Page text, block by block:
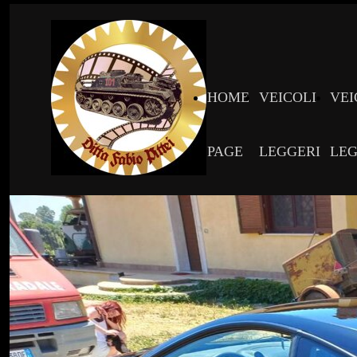
HOME
PAGE
VEICOLI
LEGGERI
CIVILI